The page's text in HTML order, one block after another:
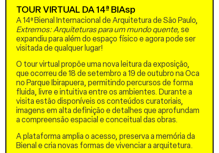
foi nomeada Professora
Catedrática na Escola de
Arquitetura e
Planejamento Urbano da
Universidade de Shenzhen
e Diretora do Greater Bay
Area Innovation Design Lab.
A NODE Architecture &
Urbanism foi estabelecida
em 2004. Como um dos
escritórios independentes
de arquitetura mais
influentes do sul da China,
tem recebido ampla
atenção no país e no
TOUR VIRTUAL DA 14ª BIAsp
A 14ª Bienal Internacional de Arquitetura de São Paulo,
Extremos: Arquiteturas para um mundo quente, se
expandiu para além do espaço físico e agora pode ser
visitada de qualquer lugar!
O tour virtual propõe uma nova leitura da exposição,
que ocorreu de 18 de setembro a 19 de outubro na Oca
no Parque Ibirapuera, permitindo percursos de forma
fluida, livre e intuitiva entre os ambientes. Durante a
visita estão disponíveis os conteúdos curatoriais,
imagens em alta definição e detalhes que aprofundam
a compreensão espacial e conceitual das obras.
A plataforma amplia o acesso, preserva a memória da
Bienal e cria novas formas de vivenciar a arquitetura.